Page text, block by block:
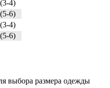
4)
6)
4)
6)
выбора размера одежды